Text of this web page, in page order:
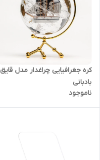
کره جغرافیایی چراغدار مدل قایق
بادبانی
ناموجود